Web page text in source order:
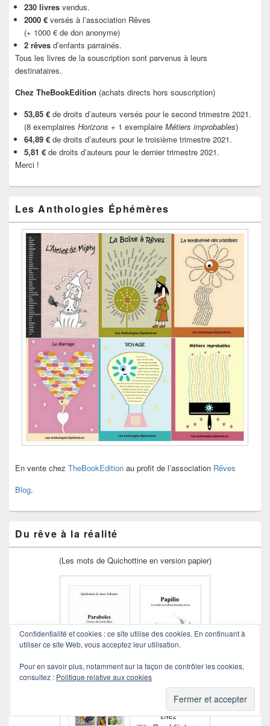
230 livres vendus.
2000 € versés à l’association Rêves
(+ 1000 € de don anonyme)
2 rêves d’enfants parrainés.
Tous les livres de la souscription sont parvenus à leurs
destinataires.
Chez TheBookEdition (achats directs hors souscription)
53,85 € de droits d’auteurs versés pour le second trimestre 2021.
(8 exemplaires Horizons + 1 exemplaire Métiers improbables)
64,89 € de droits d’auteurs pour le troisième trimestre 2021.
5,81 € de droits d’auteurs pour le dernier trimestre 2021.
Merci !
Les Anthologies Éphémères
En vente chez TheBookEdition au profit de l’association Rêves
Blog.
Du rêve à la réalité
(Les mots de Quichottine en version papier)
Confidentialité et cookies : ce site utilise des cookies. En continuant à
utiliser ce site Web, vous acceptez leur utilisation.
Pour en savoir plus, notamment sur la façon de contrôler les cookies,
consultez : Politique relative aux cookies